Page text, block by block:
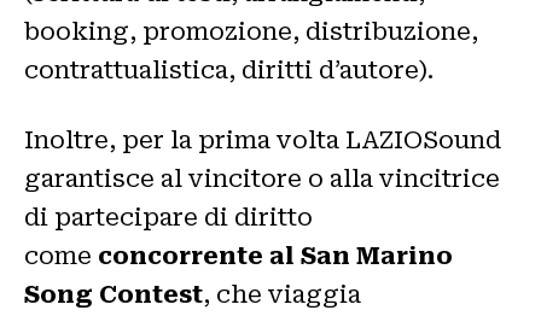
booking, promozione, distribuzione,
contrattualistica, diritti d’autore).
Inoltre, per la prima volta LAZIOSound
garantisce al vincitore o alla vincitrice
di partecipare di diritto
come concorrente al San Marino
Song Contest, che viaggia